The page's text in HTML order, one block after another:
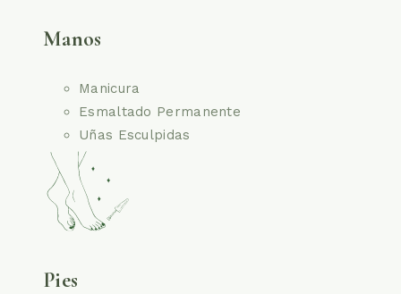
Manos
Manicura
Esmaltado Permanente
Uñas Esculpidas
Pies